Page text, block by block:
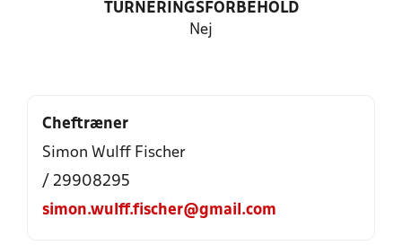
TURNERINGSFORBEHOLD
Nej
Cheftræner
Simon Wulff Fischer
/ 29908295
simon.wulff.fischer@gmail.com